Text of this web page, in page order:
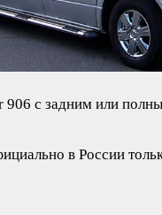
с задним или
в России